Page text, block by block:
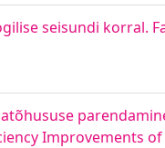
seisundi korral.
Improvements